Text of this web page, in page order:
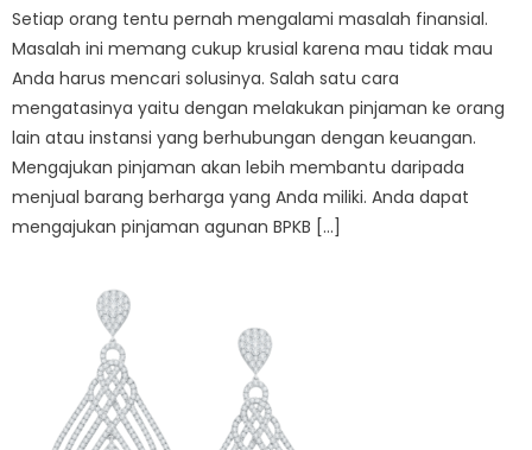
Setiap orang tentu pernah mengalami masalah finansial.
Masalah ini memang cukup krusial karena mau tidak mau
Anda harus mencari solusinya. Salah satu cara
mengatasinya yaitu dengan melakukan pinjaman ke orang
lain atau instansi yang berhubungan dengan keuangan.
Mengajukan pinjaman akan lebih membantu daripada
menjual barang berharga yang Anda miliki. Anda dapat
mengajukan pinjaman agunan BPKB […]